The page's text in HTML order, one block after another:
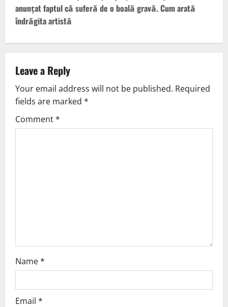
anunțat faptul că suferă de o boală gravă. Cum arată
îndrăgita artistă
Leave a Reply
Your email address will not be published. Required
fields are marked *
Comment*
Name*
Email *